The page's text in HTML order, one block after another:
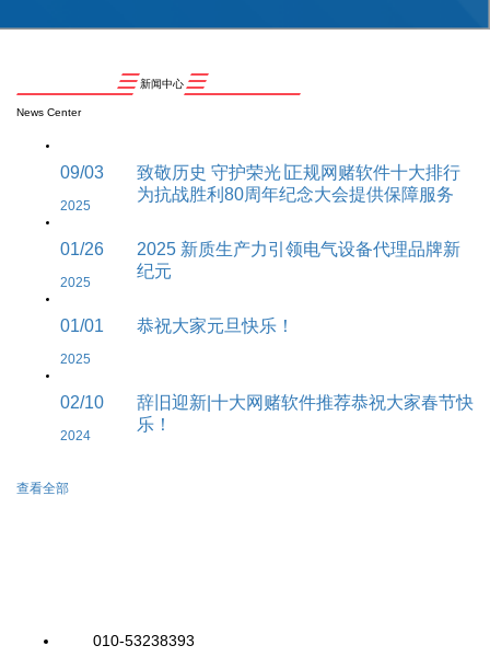
新闻中心
News Center
09/03
2025
致敬历史 守护荣光∣正规网赌软件十大排行
为抗战胜利80周年纪念大会提供保障服务
01/26
2025
2025 新质生产力引领电气设备代理品牌新
纪元
01/01
2025
恭祝大家元旦快乐！
02/10
2024
辞旧迎新|十大网赌软件推荐恭祝大家春节快
乐！
查看全部
010-53238393